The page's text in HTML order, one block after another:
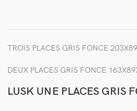
TROIS PLACES GRIS FONCE
DEUX PLACES GRIS FONCE
LUSK UNE PLACES GRIS